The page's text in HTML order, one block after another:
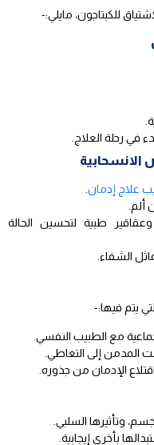
للكبتاجون، مايلي:-
في رحلة العلاج.
الانسحابية
علاج إدمان.
ألم.
طبية لتحسين الحالة
الشفاء.
يتم فيها:-
مع الطبيب النفسي.
المدمن إلى التعاطي.
الإدمان من جذوره.
وتأثيرها السلبي.
بأخرى إيجابية.